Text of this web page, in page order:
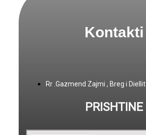
Kontakti
Rr .Gazmend Zajmi , Breg i Diellit
PRISHTINE